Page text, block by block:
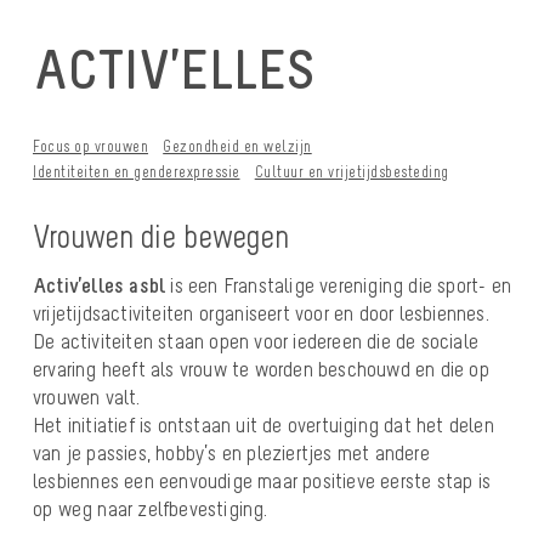
ACTIV’ELLES
Focus op vrouwen
Gezondheid en welzijn
Identiteiten en genderexpressie
Cultuur en vrijetijdsbesteding
Vrouwen die bewegen
Activ’elles asbl is een Franstalige vereniging die sport- en
vrijetijdsactiviteiten organiseert voor en door lesbiennes.
De activiteiten staan open voor iedereen die de sociale
ervaring heeft als vrouw te worden beschouwd en die op
vrouwen valt.
Het initiatief is ontstaan uit de overtuiging dat het delen
van je passies, hobby’s en pleziertjes met andere
lesbiennes een eenvoudige maar positieve eerste stap is
op weg naar zelfbevestiging.